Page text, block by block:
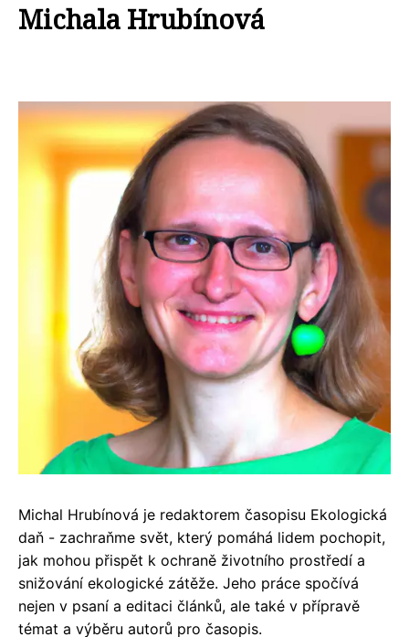
Michala Hrubínová
Michal Hrubínová je redaktorem časopisu Ekologická
daň - zachraňme svět, který pomáhá lidem pochopit,
jak mohou přispět k ochraně životního prostředí a
snižování ekologické zátěže. Jeho práce spočívá
nejen v psaní a editaci článků, ale také v přípravě
témat a výběru autorů pro časopis.